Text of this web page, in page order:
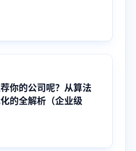
你的公司呢？从算法
的全解析（企业级